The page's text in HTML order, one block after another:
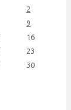
2
9
16
23
30